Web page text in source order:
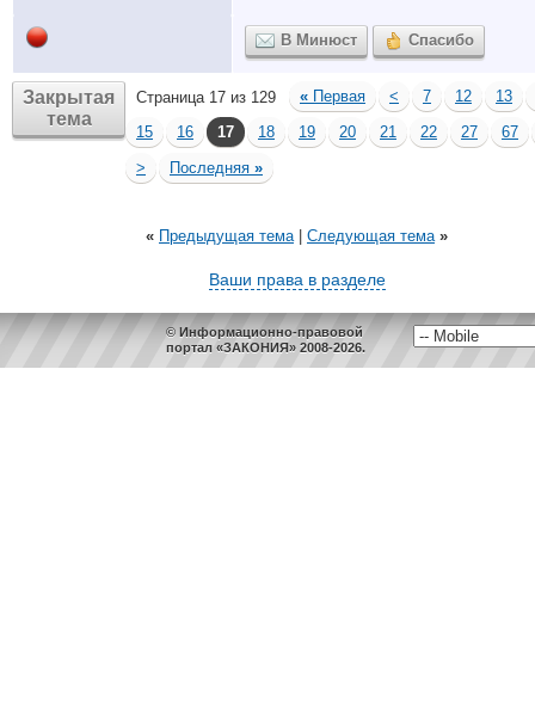
В Минюст Спасибо
Закрытая
тема
Страница 17 из 129 « Первая < 7 12
13
15
16 17 18 19 20 21 22 27
67
>
Последняя »
« Предыдущая тема| Следующая тема »
Ваши права в разделе
© Информационно-правовой
портал «ЗАКОНИЯ» 2008-2026.